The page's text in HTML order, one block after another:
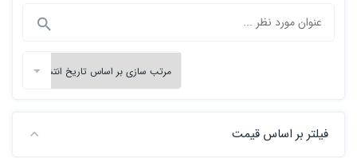
فیلتر بر اساس قیمت